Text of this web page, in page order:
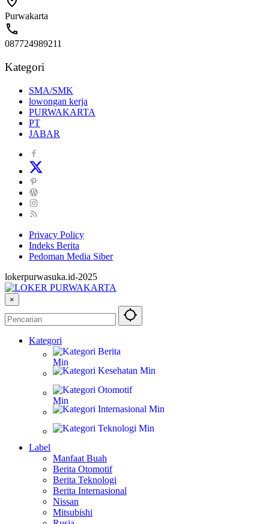
Purwakarta
087724989211
Kategori
SMA/SMK
lowongan kerja
PURWAKARTA
PT
JABAR
Privacy Policy
Indeks Berita
Pedoman Media Siber
lokerpurwasuka.id-2025
×
Kategori
Label
Manfaat Buah
Berita Otomotif
Berita Teknologi
Berita Internasional
Nissan
Mitsubishi